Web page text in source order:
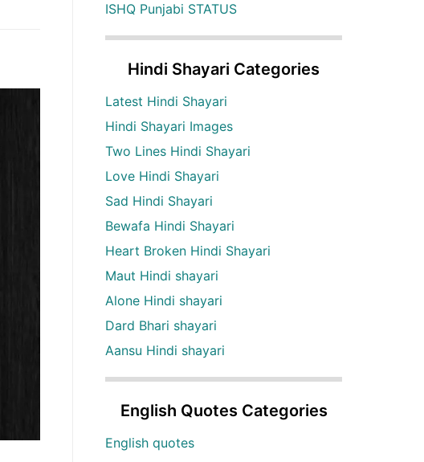
ISHQ Punjabi STATUS
Hindi Shayari Categories
Latest Hindi Shayari
Hindi Shayari Images
Two Lines Hindi Shayari
Love Hindi Shayari
Sad Hindi Shayari
Bewafa Hindi Shayari
Heart Broken Hindi Shayari
Maut Hindi shayari
Alone Hindi shayari
Dard Bhari shayari
Aansu Hindi shayari
English Quotes Categories
English quotes